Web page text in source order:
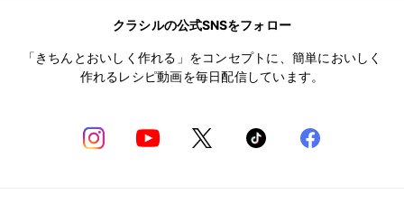
クラシルの公式SNSをフォロー
「きちんとおいしく作れる」をコンセプトに、簡単においしく
作れるレシピ動画を毎日配信しています。